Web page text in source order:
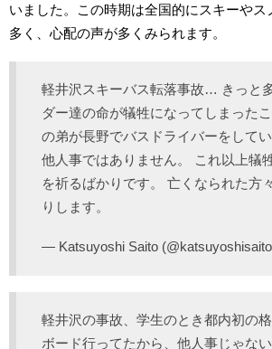
いました。この時期は全国的にスキーやス
多く、心配の声が多くみられます。
軽井沢スキーバス転落事故… きっと
ダー達の命が犠牲になってしまった
の弟が長野でバスドライバーをして
他人事ではありません。 これ以上犠
を祈るばかりです。 亡くなられた方
りします。
— Katsuyoshi Saito
軽井沢の事故、学生のとき都内初の
ボード行ってたから、他人事じゃな